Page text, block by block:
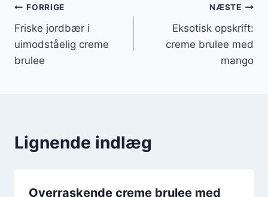
Indlægsnavigation
FORRIGE
Friske jordbær i
uimodståelig creme
brulee
NÆSTE
Eksotisk opskrift:
creme brulee med
mango
Lignende indlæg
Overraskende creme brulee med